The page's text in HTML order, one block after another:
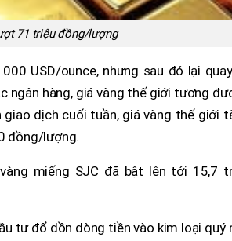
71 triệu đồng/lượng
USD/ounce, nhưng sau đó lại
ngân hàng, giá vàng thế giới tương
dịch cuối tuần, giá vàng thế giới
đồng/lượng.
miếng SJC đã bật lên tới 15,7
tư đổ dồn dòng tiền vào kim loại quý